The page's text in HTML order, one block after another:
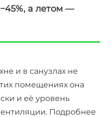
а летом —
и в санузлах не
помещениях она
и её уровень
Подробнее